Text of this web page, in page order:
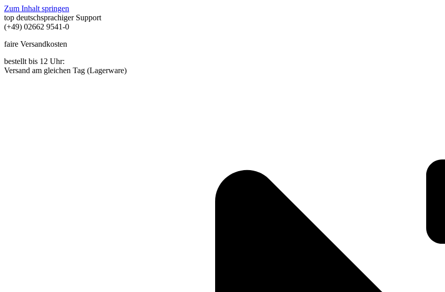
Zum Inhalt springen
top deutschsprachiger Support
(+49) 02662 9541-0
faire Versandkosten
bestellt bis 12 Uhr:
Versand am gleichen Tag (Lagerware)